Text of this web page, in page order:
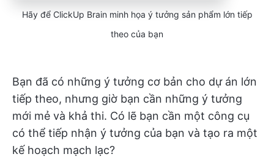
Hãy để ClickUp Brain minh họa ý tưởng sản phẩm lớn tiếp
theo của bạn
Bạn đã có những ý tưởng cơ bản cho dự án lớn
tiếp theo, nhưng giờ bạn cần những ý tưởng
mới mẻ và khả thi. Có lẽ bạn cần một công cụ
có thể tiếp nhận ý tưởng của bạn và tạo ra một
kế hoạch mạch lạc?